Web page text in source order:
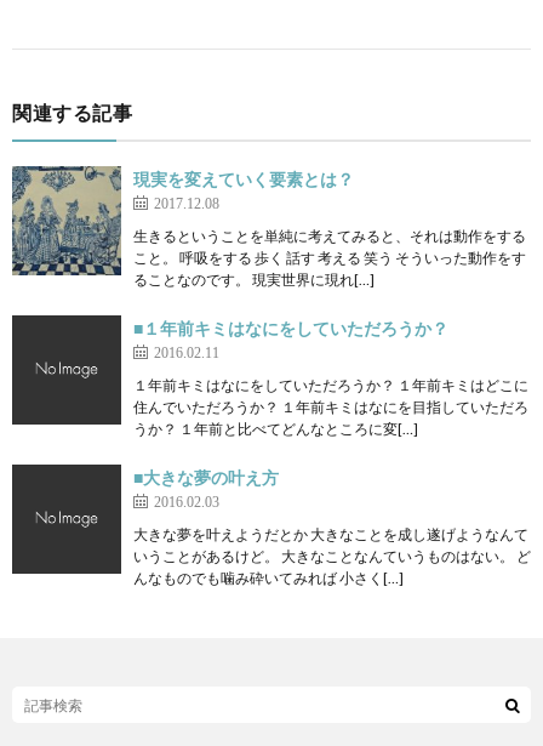
関連する記事
現実を変えていく要素とは？
2017.12.08
生きるということを単純に考えてみると、それは動作をする
こと。 呼吸をする 歩く 話す 考える 笑う そういった動作をす
ることなのです。 現実世界に現れ[…]
■１年前キミはなにをしていただろうか？
2016.02.11
１年前キミはなにをしていただろうか？ １年前キミはどこに
住んでいただろうか？ １年前キミはなにを目指していただろ
うか？ １年前と比べてどんなところに変[…]
■大きな夢の叶え方
2016.02.03
大きな夢を叶えようだとか 大きなことを成し遂げようなんて
いうことがあるけど。 大きなことなんていうものはない。 ど
んなものでも噛み砕いてみれば 小さく[…]